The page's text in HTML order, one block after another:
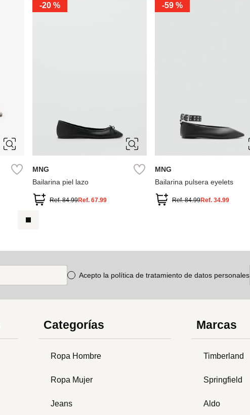
-20 %
38
39
MNG
Bailarina piel lazo
Ref.84.99Ref. 67.99
-59 %
MNG
Bailarina pulsera eyelets
Ref.84.99Ref. 34.99
Acepto la política de tratamiento de datos personales
Categorías
Ropa Hombre
Ropa Mujer
Jeans
Marcas
Timberland
Springfield
Aldo